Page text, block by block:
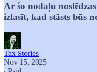
Ar šo nodaļu
izlasīt, kad stāsts būs
Tax Stories
Nov 15, 2025